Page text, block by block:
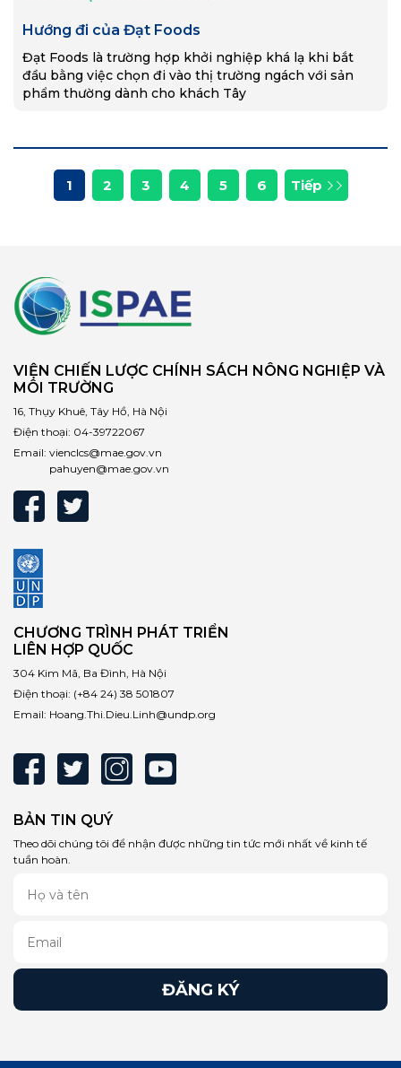
Hướng đi của Đạt Foods
Đạt Foods là trường hợp khởi nghiệp khá lạ khi bắt
đầu bằng việc chọn đi vào thị trường ngách với sản
phẩm thường dành cho khách Tây
1 2 3 4 5 6 Tiếp
VIỆN CHIẾN LƯỢC CHÍNH SÁCH NÔNG NGHIỆP VÀ
MÔI TRƯỜNG
16, Thụy Khuê, Tây Hồ, Hà Nội
Điện thoại: 04-39722067
Email: vienclcs@mae.gov.vn
pahuyen@mae.gov.vn
CHƯƠNG TRÌNH PHÁT TRIỂN
LIÊN HỢP QUỐC
304 Kim Mã, Ba Đình, Hà Nội
Điện thoại: (+84 24) 38 501807
Email: Hoang.Thi.Dieu.Linh@undp.org
BẢN TIN QUÝ
Theo dõi chúng tôi để nhận được những tin tức mới nhất về kinh tế
tuần hoàn.